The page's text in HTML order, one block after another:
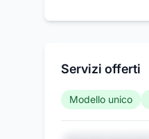
Servizi offerti
Modello unico